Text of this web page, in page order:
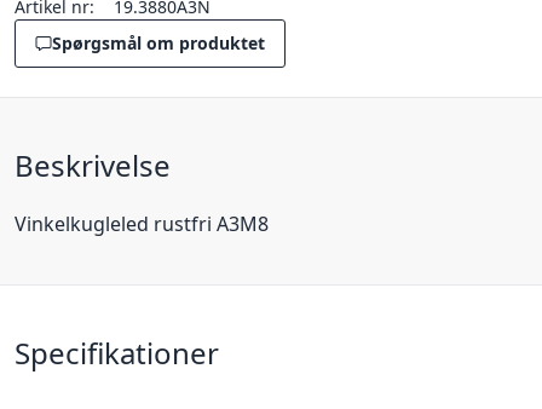
Artikel nr:
19.3880A3N
Spørgsmål om produktet
Beskrivelse
Vinkelkugleled rustfri A3M8
Specifikationer